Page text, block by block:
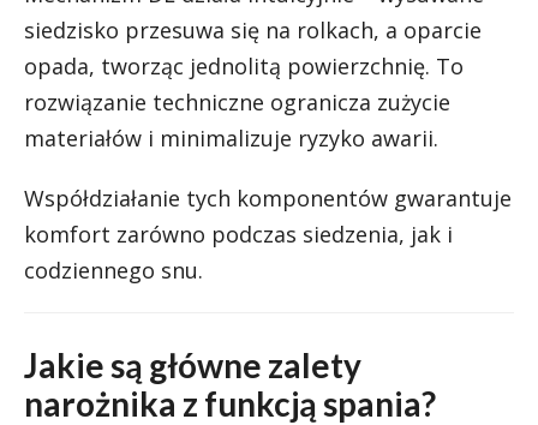
siedzisko przesuwa się na rolkach, a oparcie
opada, tworząc jednolitą powierzchnię. To
rozwiązanie techniczne ogranicza zużycie
materiałów i minimalizuje ryzyko awarii.
Współdziałanie tych komponentów gwarantuje
komfort zarówno podczas siedzenia, jak i
codziennego snu.
Jakie są główne zalety
narożnika z funkcją spania?